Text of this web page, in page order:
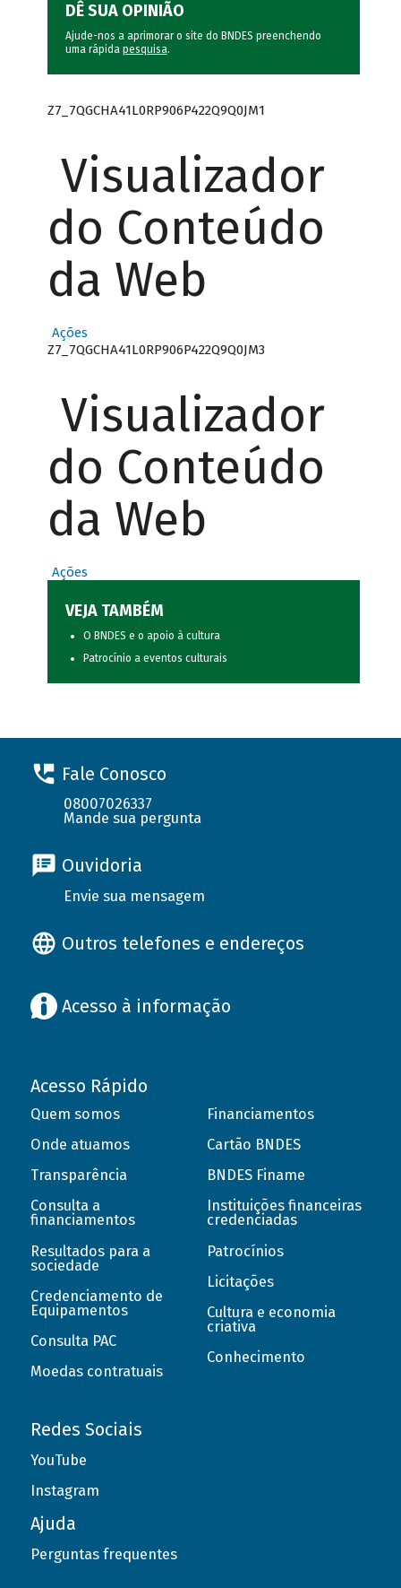
DÊ SUA OPINIÃO
Ajude-nos a aprimorar o site do BNDES preenchendo
uma rápida pesquisa.
Z7_7QGCHA41L0RP906P422Q9Q0JM1
Visualizador
do Conteúdo
da Web
Ações
Z7_7QGCHA41L0RP906P422Q9Q0JM3
Visualizador
do Conteúdo
da Web
Ações
VEJA TAMBÉM
O BNDES e o apoio à cultura
Patrocínio a eventos culturais
Fale Conosco
08007026337
Mande sua pergunta
Ouvidoria
Envie sua mensagem
Outros telefones e endereços
Acesso à informação
Acesso Rápido
Quem somos
Onde atuamos
Transparência
Consulta a
financiamentos
Resultados para a
sociedade
Credenciamento de
Equipamentos
Consulta PAC
Moedas contratuais
Financiamentos
Cartão BNDES
BNDES Finame
Instituições financeiras
credenciadas
Patrocínios
Licitações
Cultura e economia
criativa
Conhecimento
Redes Sociais
YouTube
Instagram
Ajuda
Perguntas frequentes